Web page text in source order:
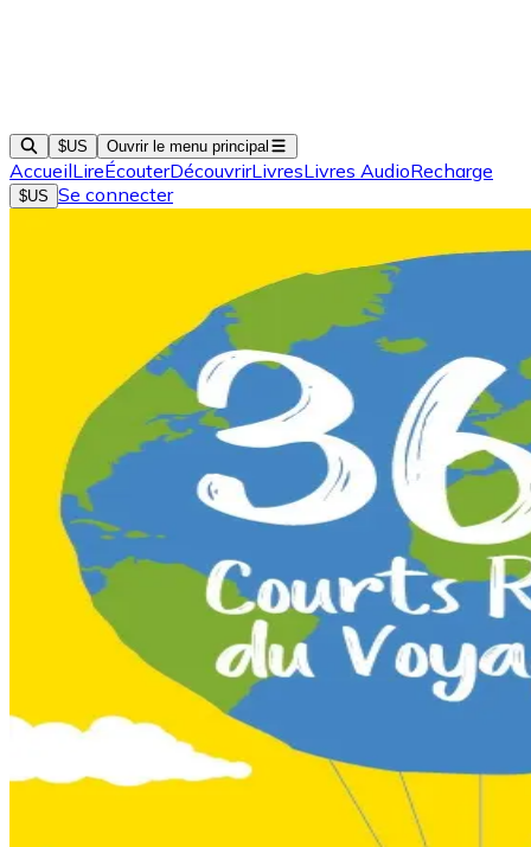
$US Ouvrir le menu principal
AccueilLireÉcouterDécouvrirLivresLivres AudioRecharge
$US Se connecter